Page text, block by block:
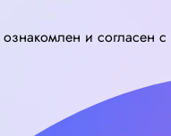
и согласен с